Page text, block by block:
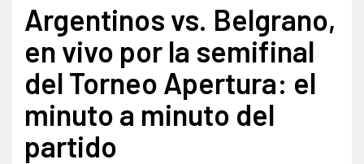
Argentinos vs. Belgrano,
en vivo por la semifinal
del Torneo Apertura: el
minuto a minuto del
partido